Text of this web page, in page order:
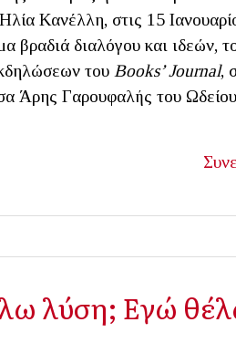
Κανέλλη, στις 15
βραδιά διαλόγου και ιδεών,
του Books’ Journal,
Άρης Γαρουφαλής του Ωδείου
λύση; Εγώ